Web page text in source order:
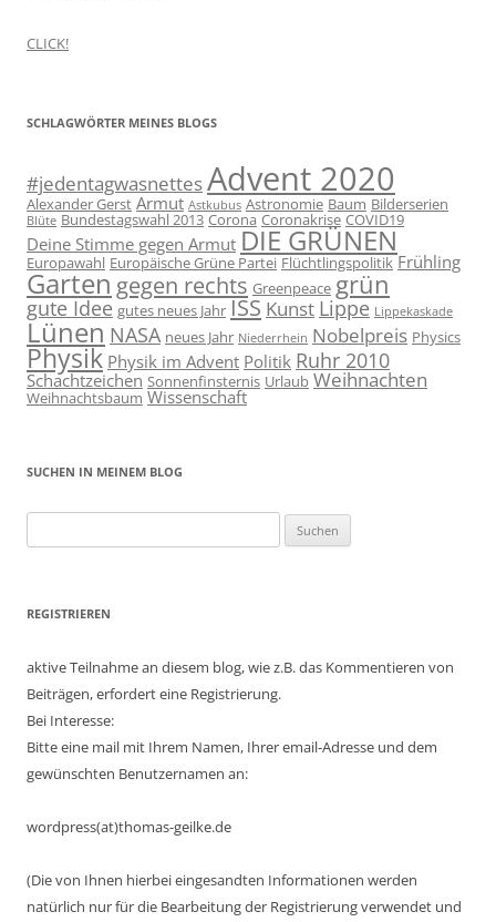
CLICK!
SCHLAGWÖRTER MEINES BLOGS
#jedentagwasnettesAdvent 2020
Alexander Gerst Armut Astkubus Astronomie Baum Bilderserien
Blüte Bundestagswahl 2013 Corona Coronakrise COVID19
Deine Stimme gegen Armut DIE GRÜNEN
Europawahl Europäische Grüne Partei Flüchtlingspolitik Frühling
Garten gegen rechts Greenpeace grün
gute Idee gutes neues Jahr ISS Kunst Lippe Lippekaskade
Lünen NASA neues Jahr Niederrhein Nobelpreis Physics
Physik Physik im Advent Politik Ruhr 2010
Schachtzeichen Sonnenfinsternis Urlaub Weihnachten
Weihnachtsbaum Wissenschaft
SUCHEN IN MEINEM BLOG
nach:
REGISTRIEREN
aktive Teilnahme an diesem blog, wie z.B. das Kommentieren von
Beiträgen, erfordert eine Registrierung.
Bei Interesse:
Bitte eine mail mit Ihrem Namen, Ihrer email-Adresse und dem
gewünschten Benutzernamen an:
wordpress(at)thomas-geilke.de
(Die von Ihnen hierbei eingesandten Informationen werden
natürlich nur für die Bearbeitung der Registrierung verwendet und